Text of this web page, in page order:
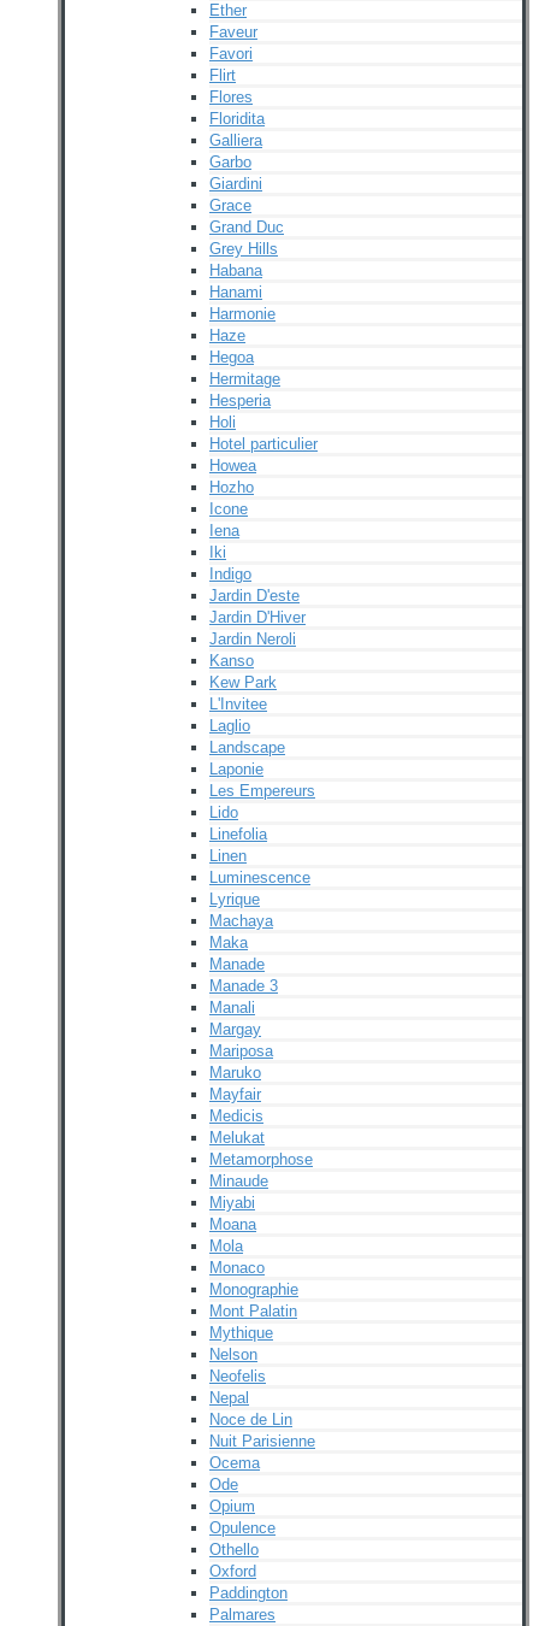
Ether
Faveur
Favori
Flirt
Flores
Floridita
Galliera
Garbo
Giardini
Grace
Grand Duc
Grey Hills
Habana
Hanami
Harmonie
Haze
Hegoa
Hermitage
Hesperia
Holi
Hotel particulier
Howea
Hozho
Icone
Iena
Iki
Indigo
Jardin D'este
Jardin D'Hiver
Jardin Neroli
Kanso
Kew Park
L'Invitee
Laglio
Landscape
Laponie
Les Empereurs
Lido
Linefolia
Linen
Luminescence
Lyrique
Machaya
Maka
Manade
Manade 3
Manali
Margay
Mariposa
Maruko
Mayfair
Medicis
Melukat
Metamorphose
Minaude
Miyabi
Moana
Mola
Monaco
Monographie
Mont Palatin
Mythique
Nelson
Neofelis
Nepal
Noce de Lin
Nuit Parisienne
Ocema
Ode
Opium
Opulence
Othello
Oxford
Paddington
Palmares